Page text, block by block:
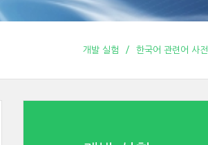
개발 실험 한국어 관련어 사전